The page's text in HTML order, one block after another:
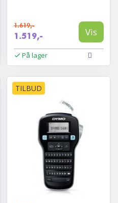
1.619,-
1.519,- Vis
På lager
TILBUD